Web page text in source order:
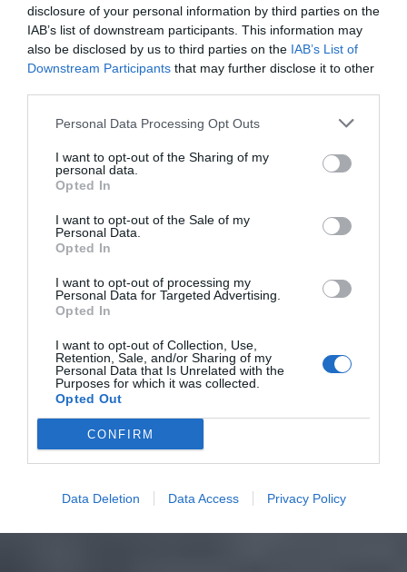
disclosure of your personal information by third parties on the
IAB’s list of downstream participants. This information may
also be disclosed by us to third parties on the IAB’s List of
Downstream Participants that may further disclose it to other
Personal Data Processing Opt Outs
I want to opt-out of the Sharing of my
personal data.
Opted In
I want to opt-out of the Sale of my
Personal Data.
Opted In
I want to opt-out of processing my
Personal Data for Targeted Advertising.
Opted In
I want to opt-out of Collection, Use,
Retention, Sale, and/or Sharing of my
Personal Data that Is Unrelated with the
Purposes for which it was collected.
Opted Out
CONFIRM
Data Deletion Data Access Privacy Policy